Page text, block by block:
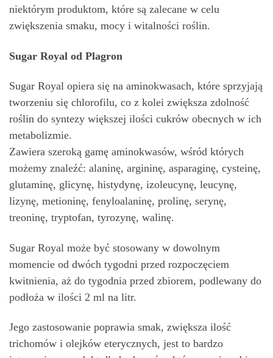
niektórym produktom, które są zalecane w celu
zwiększenia smaku, mocy i witalności roślin.
Sugar Royal od Plagron
Sugar Royal opiera się na aminokwasach, które sprzyjają
tworzeniu się chlorofilu, co z kolei zwiększa zdolność
roślin do syntezy większej ilości cukrów obecnych w ich
metabolizmie.
Zawiera szeroką gamę aminokwasów, wśród których
możemy znaleźć: alaninę, argininę, asparaginę, cysteinę,
glutaminę, glicynę, histydynę, izoleucynę, leucynę,
lizynę, metioninę, fenyloalaninę, prolinę, serynę,
treoninę, tryptofan, tyrozynę, walinę.
Sugar Royal może być stosowany w dowolnym
momencie od dwóch tygodni przed rozpoczęciem
kwitnienia, aż do tygodnia przed zbiorem, podlewany do
podłoża w ilości 2 ml na litr.
Jego zastosowanie poprawia smak, zwiększa ilość
trichomów i olejków eterycznych, jest to bardzo